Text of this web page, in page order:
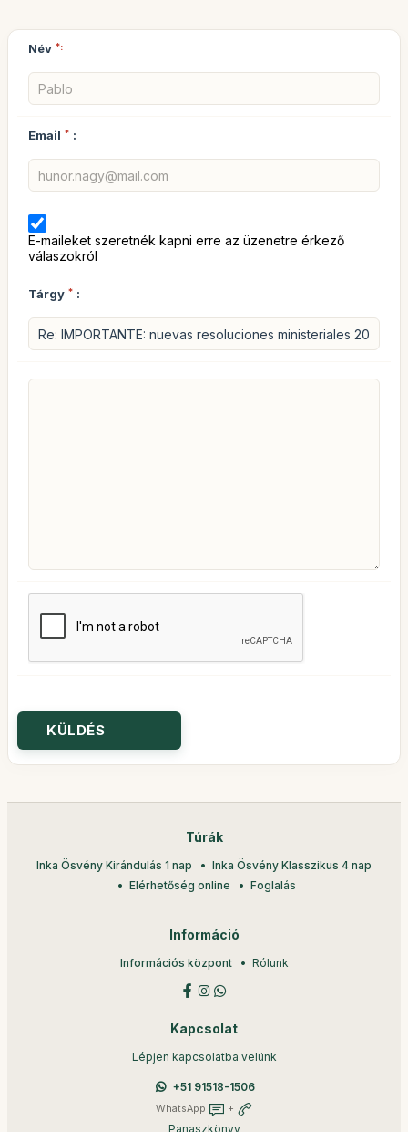
Név *:
Email * :
E-maileket szeretnék kapni erre az üzenetre érkező
válaszokról
Tárgy * :
Túrák
Inka Ösvény Kirándulás 1 nap
Inka Ösvény Klasszikus 4 nap
Elérhetőség online
Foglalás
Információ
Információs központ Rólunk
Kapcsolat
Lépjen kapcsolatba velünk
+51 91518-1506
WhatsApp +
Panaszkönyv